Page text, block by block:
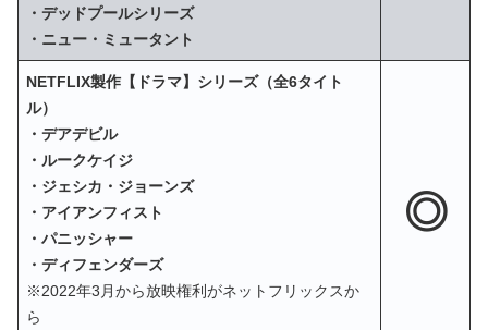
・デッドプールシリーズ
・ニュー・ミュータント
NETFLIX製作【ドラマ】シリーズ（全6タイト
ル）
・デアデビル
・ルークケイジ
・ジェシカ・ジョーンズ
・アイアンフィスト
・パニッシャー
・ディフェンダーズ
※2022年3月から放映権利がネットフリックスか
ら
◎